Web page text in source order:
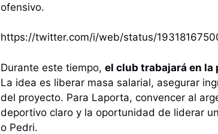
ofensivo.
https://twitter.com/i/web/status/
Durante este tiempo, el club trabajará en la
La idea es liberar masa salarial, asegurar
del proyecto. Para Laporta, convencer al
deportivo claro y la oportunidad de liderar
o Pedri.